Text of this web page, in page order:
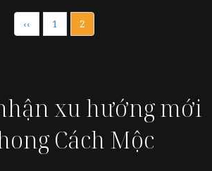
‹‹ 1 2
xu hướng mới
Cách Mộc